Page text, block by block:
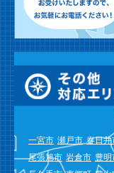
一宮市 瀬戸市 春日井
尾張旭市 岩倉市 豊明